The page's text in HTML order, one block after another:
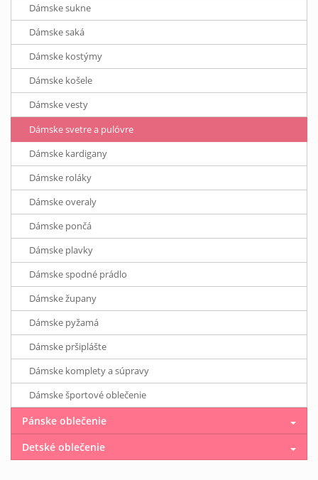
Dámske sukne
Dámske saká
Dámske kostýmy
Dámske košele
Dámske vesty
Dámske svetre a pulóvre
Dámske kardigany
Dámske roláky
Dámske overaly
Dámske pončá
Dámske plavky
Dámske spodné prádlo
Dámske župany
Dámske pyžamá
Dámske pršiplášte
Dámske komplety a súpravy
Dámske športové oblečenie
Pánske oblečenie
Detské oblečenie